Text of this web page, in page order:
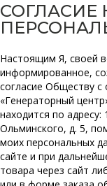
СОГЛАСИЕ
Настоящим Я, своей
информированное,
согласие Обществу с
«Генераторный
находится по
Ольминского, д. 5,
моих персональных
сайте и при
товара через сайт